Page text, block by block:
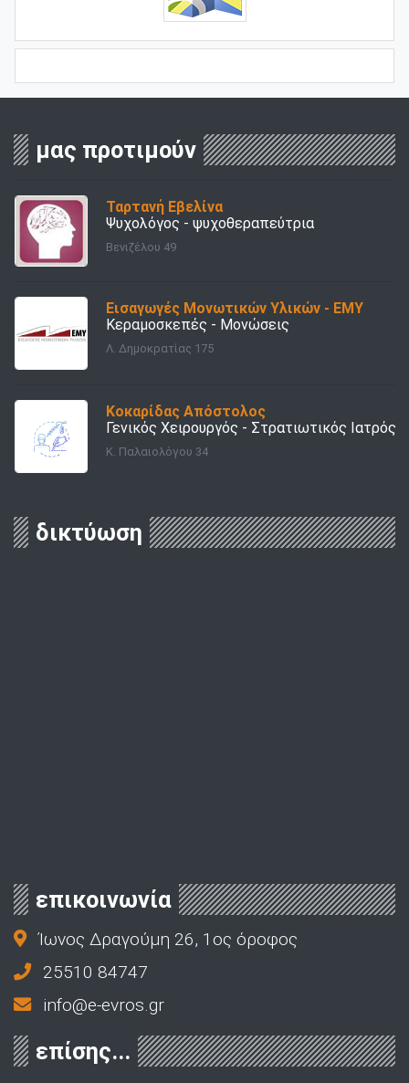
μας προτιμούν
Ταρτανή Εβελίνα
Ψυχολόγος - ψυχοθεραπεύτρια
Βενιζέλου 49
Εισαγωγές Μονωτικών Υλικών - ΕΜΥ
Κεραμοσκεπές - Μονώσεις
Λ. Δημοκρατίας 175
Κοκαρίδας Απόστολος
Γενικός Χειρουργός - Στρατιωτικός Ιατρός
Κ. Παλαιολόγου 34
δικτύωση
επικοινωνία
Ίωνος Δραγούμη 26, 1ος όροφος
25510 84747
info@e-evros.gr
επίσης...